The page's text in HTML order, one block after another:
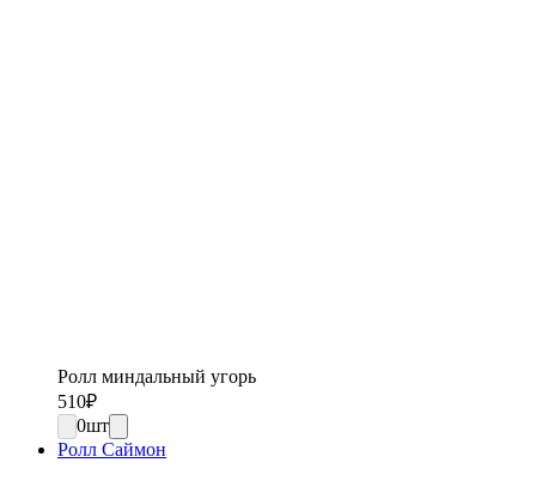
Ролл миндальный угорь
510₽
0шт
Ролл Саймон